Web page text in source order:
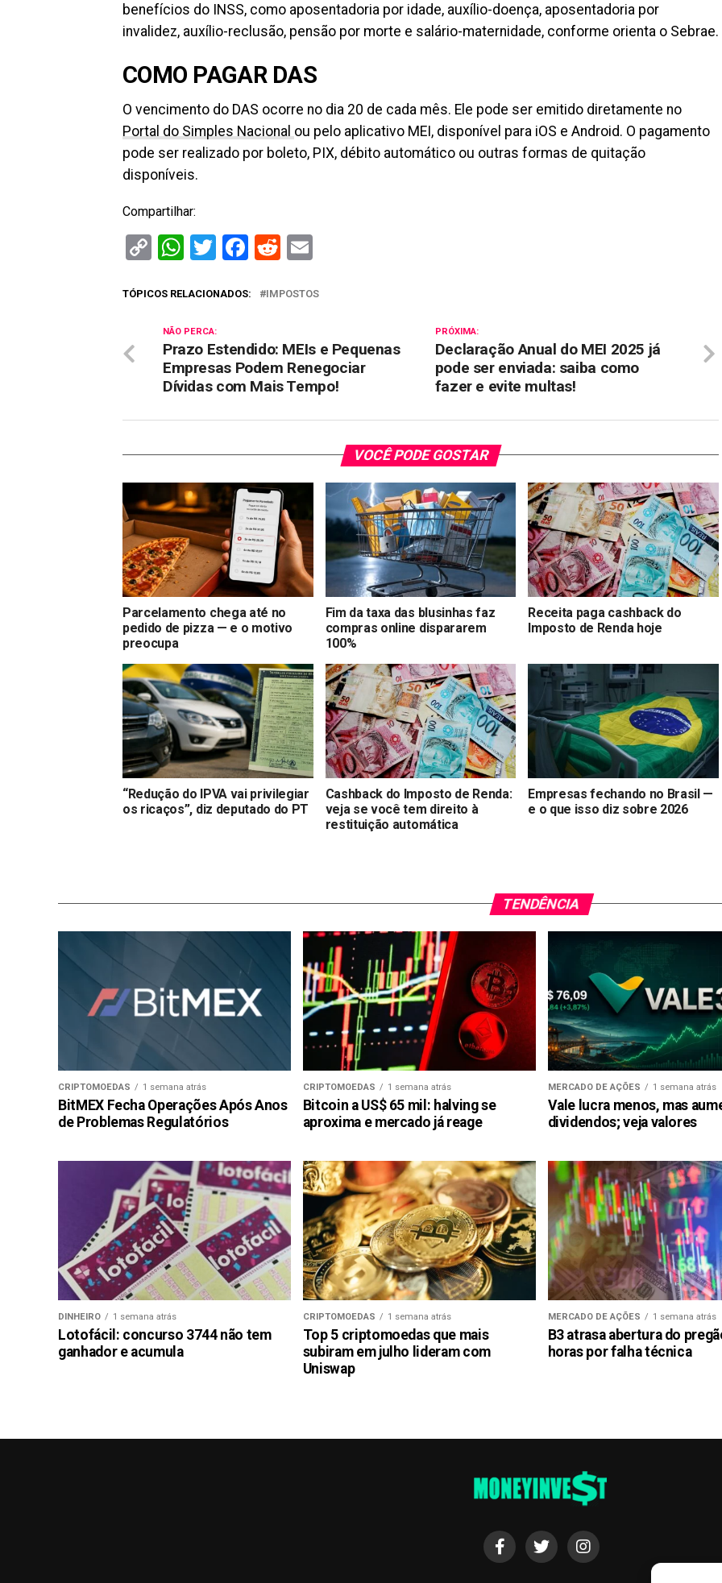
benefícios do INSS, como aposentadoria por idade, auxílio-doença, aposentadoria por
invalidez, auxílio-reclusão, pensão por morte e salário-maternidade, conforme orienta o Sebrae.
COMO PAGAR DAS
O vencimento do DAS ocorre no dia 20 de cada mês. Ele pode ser emitido diretamente no
Portal do Simples Nacional ou pelo aplicativo MEI, disponível para iOS e Android. O pagamento
pode ser realizado por boleto, PIX, débito automático ou outras formas de quitação
disponíveis.
Compartilhar:
CopyWhatsApp
Twitter
Facebook
Reddit
TÓPICOS RELACIONADOS: IMPOSTOS
PRÓXIMA:
Declaração Anual do MEI 2025 já
pode ser enviada: saiba como
fazer e evite multas!
NÃO PERCA:
Prazo Estendido: MEIs e Pequenas
Empresas Podem Renegociar
Dívidas com Mais Tempo!
VOCÊ PODE GOSTAR
Parcelamento chega até no
pedido de pizza — e o motivo
preocupa
Fim da taxa das blusinhas faz
compras online dispararem
100%
Receita paga cashback do
Imposto de Renda hoje
“Redução do IPVA vai privilegiar
os ricaços”, diz deputado do PT
Cashback do Imposto de Renda:
veja se você tem direito à
restituição automática
Empresas fechando no Brasil —
e o que isso diz sobre 2026
TENDÊNCIA
CRIPTOMOEDAS 1 semana atrás
BitMEX Fecha Operações Após Anos
de Problemas Regulatórios
CRIPTOMOEDAS 1 semana atrás
Bitcoin a US$ 65 mil: halving se
aproxima e mercado já reage
MERCADO DE AÇÕES 1 semana atrás
Vale lucra menos, mas
dividendos; veja valores
DINHEIRO 1 semana atrás
Lotofácil: concurso 3744 não tem
ganhador e acumula
CRIPTOMOEDAS 1 semana atrás
Top 5 criptomoedas que mais
subiram em julho lideram com
Uniswap
MERCADO DE AÇÕES 1 semana atrás
B3 atrasa abertura do
horas por falha técnica